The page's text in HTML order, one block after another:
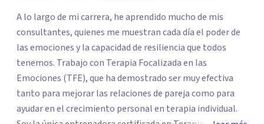
A lo largo de mi carrera, he aprendido mucho de mis
consultantes, quienes me muestran cada día el poder de
las emociones y la capacidad de resiliencia que todos
tenemos. Trabajo con Terapia Focalizada en las
Emociones (TFE), que ha demostrado ser muy efectiva
tanto para mejorar las relaciones de pareja como para
ayudar en el crecimiento personal en terapia individual.